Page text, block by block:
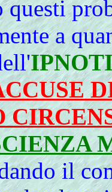
questi
a
il